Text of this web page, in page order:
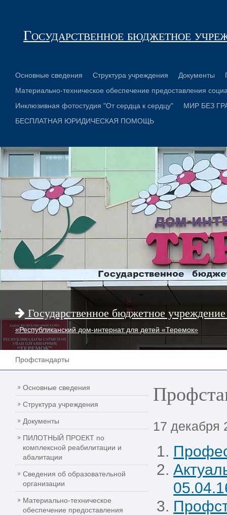
Государственное бюджетное
Основные сведения Структура учреждения Документы
Материально-техническое обеспечение предоставления
Инклюзивная фотостудия "От сердца к сердцу"
МИР БЕЗ
БЕСПЛАТНАЯ ЮРИДИЧЕСКАЯ ПОМОЩЬ
Государственное бюджетное
«Республиканский дом-интернат для детей «Теремок»
Профстандарты
Основные сведения
Структура учреждения
Документы
ПИЛОТНЫЙ ПРОЕКТ по
комплексной реабилитации и
абалитации
Сведения об образовательной
организации
Материально-техническое
обеспечение предоставления
17 декабря